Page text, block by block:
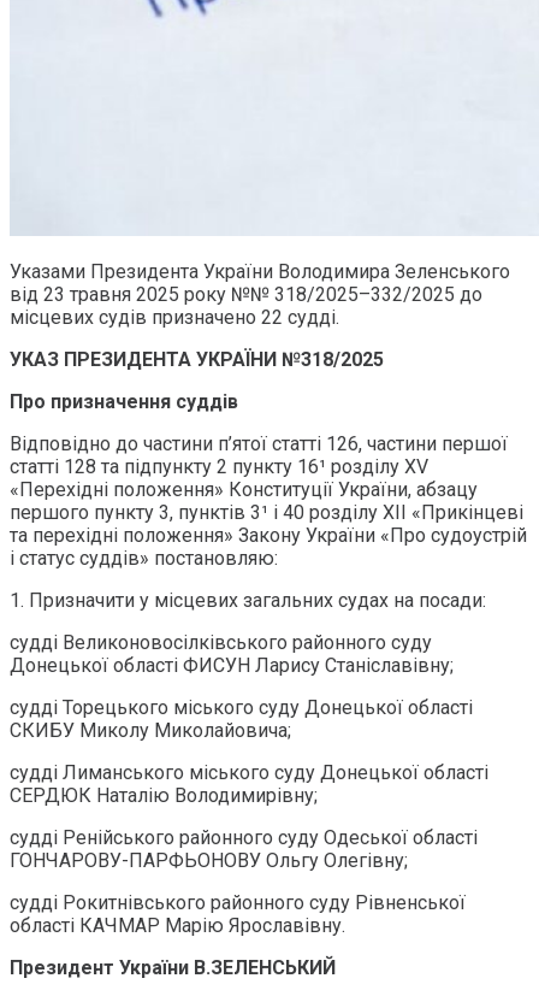
Указами Президента України Володимира Зеленського
від 23 травня 2025 року №№ 318/2025–332/2025 до
місцевих судів призначено 22 судді.
УКАЗ ПРЕЗИДЕНТА УКРАЇНИ №318/2025
Про призначення суддів
Відповідно до частини п’ятої статті 126, частини першої
статті 128 та підпункту 2 пункту 16¹ розділу XV
«Перехідні положення» Конституції України, абзацу
першого пункту 3, пунктів 3¹ і 40 розділу ХІІ «Прикінцеві
та перехідні положення» Закону України «Про судоустрій
і статус суддів» постановляю:
1. Призначити у місцевих загальних судах на посади:
судді Великоновосілківського районного суду
Донецької області ФИСУН Ларису Станіславівну;
судді Торецького міського суду Донецької області
СКИБУ Миколу Миколайовича;
судді Лиманського міського суду Донецької області
СЕРДЮК Наталію Володимирівну;
судді Ренійського районного суду Одеської області
ГОНЧАРОВУ-ПАРФЬОНОВУ Ольгу Олегівну;
судді Рокитнівського районного суду Рівненської
області КАЧМАР Марію Ярославівну.
Президент України В.ЗЕЛЕНСЬКИЙ